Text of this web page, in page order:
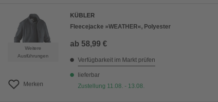
Weitere
Ausführungen
Merken
KÜBLER
Fleecejacke »WEATHER«, Polyester
ab 58,99 €
Verfügbarkeit im Markt prüfen
lieferbar
Zustellung 11.08. - 13.08.